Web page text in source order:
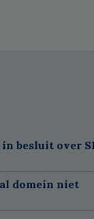
besluit over
domein niet